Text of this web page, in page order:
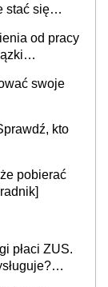
stać się
od pracy
swoje
kto
pobierać
płaci ZUS.